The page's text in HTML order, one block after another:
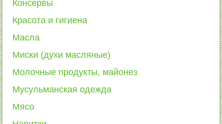
Консервы
Красота и гигиена
Масла
Миски (духи масляные)
Молочные продукты, майонез
Мусульманская одежда
Мясо